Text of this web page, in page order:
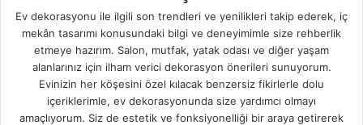
Ev dekorasyonu ile ilgili son trendleri ve yenilikleri takip ederek, iç
mekân tasarımı konusundaki bilgi ve deneyimimle size rehberlik
etmeye hazırım. Salon, mutfak, yatak odası ve diğer yaşam
alanlarınız için ilham verici dekorasyon önerileri sunuyorum.
Evinizin her köşesini özel kılacak benzersiz fikirlerle dolu
içeriklerimle, ev dekorasyonunda size yardımcı olmayı
amaçlıyorum. Siz de estetik ve fonksiyonelliği bir araya getirerek